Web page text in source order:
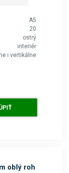
A5
20
ostrý
interiér
i vertikálne
oblý roh